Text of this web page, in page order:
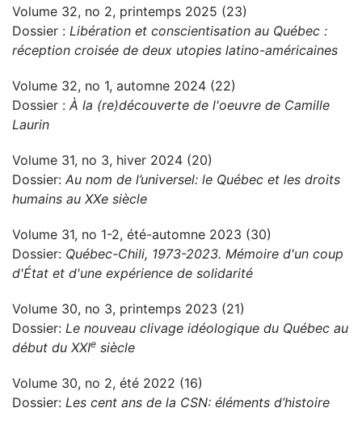
Volume 32, no 2, printemps 2025 (23)
Dossier : Libération et conscientisation au Québec :
réception croisée de deux utopies latino-américaines
Volume 32, no 1, automne 2024 (22)
Dossier : À la (re)découverte de l'oeuvre de Camille
Laurin
Volume 31, no 3, hiver 2024 (20)
Dossier: Au nom de l’universel: le Québec et les droits
humains au XXe siècle
Volume 31, no 1-2, été-automne 2023 (30)
Dossier: Québec-Chili, 1973-2023. Mémoire d'un coup
d'État et d'une expérience de solidarité
Volume 30, no 3, printemps 2023 (21)
Dossier: Le nouveau clivage idéologique du Québec au
début du XXIe siècle
Volume 30, no 2, été 2022 (16)
Dossier: Les cent ans de la CSN: éléments d’histoire